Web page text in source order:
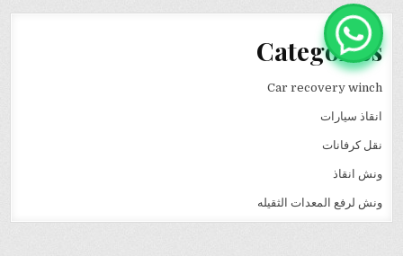
Categories
Car recovery winch
انقاذ سيارات
نقل كرفانات
ونش انقاذ
ونش لرفع المعدات الثقيله